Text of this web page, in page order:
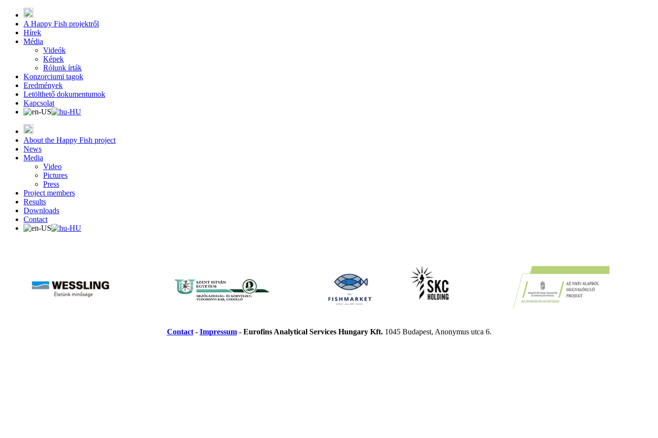
A Happy Fish projektről
Hírek
Média
Videók
Képek
Rólunk írták
Konzorciumi tagok
Eredmények
Letölthető dokumentumok
Kapcsolat
About the Happy Fish project
News
Media
Video
Pictures
Press
Project members
Results
Downloads
Contact
Contact- Impressum- Eurofins Analytical Services Hungary Kft.​1045 Budapest, Anonymus utca 6.